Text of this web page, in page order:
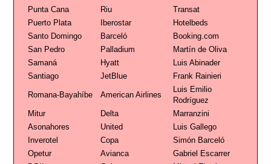
Punta Cana Riu
Transat
Puerto Plata
Iberostar
Hotelbeds
Santo Domingo
Barceló
Booking.com
San Pedro
Palladium
Martín de Oliva
Samaná
Hyatt
Luis Abinader
Santiago
JetBlue Frank Rainieri
Romana-Bayahíbe American Airlines
Luis Emilio
Rodríguez
Mitur
Delta
Marranzini
Asonahores
United
Luis Gallego
Inverotel
Copa
Simón Barceló
Opetur
Avianca
Gabriel Escarrer